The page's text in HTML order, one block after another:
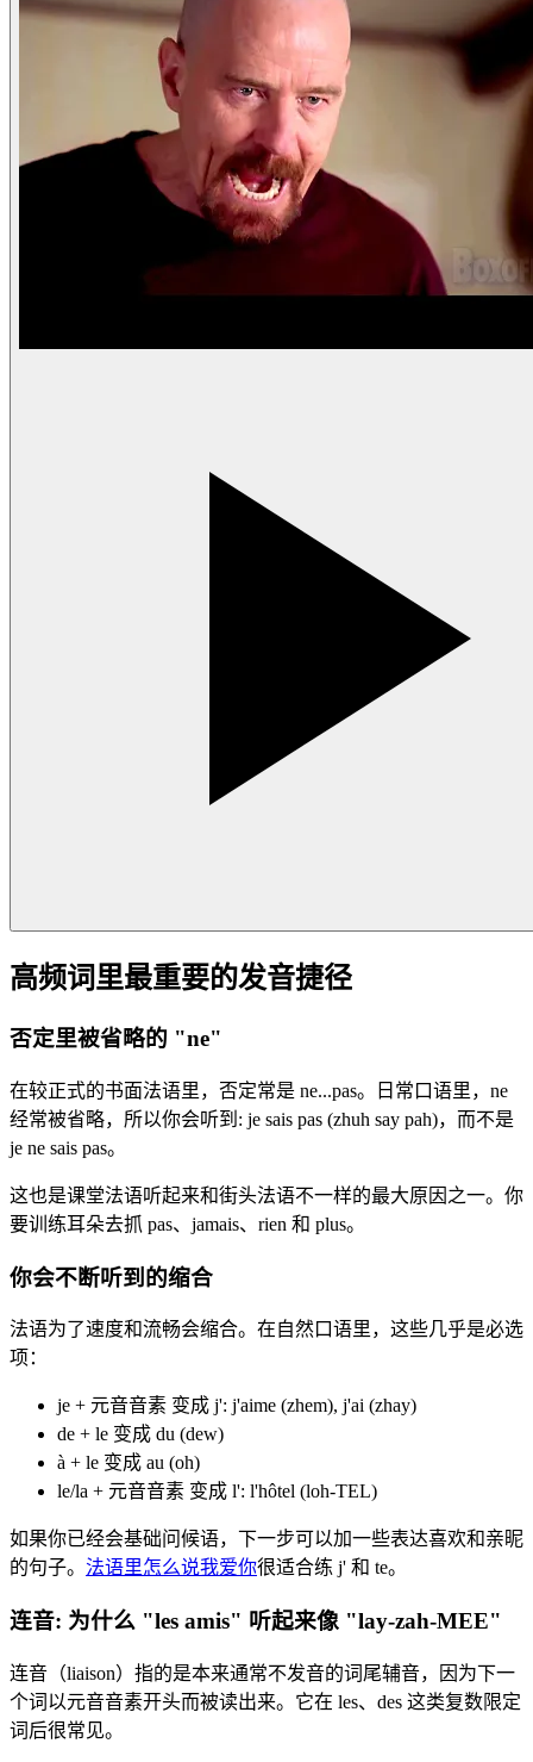
高频词里最重要的发音捷径
否定里被省略的 "ne"
在较正式的书面法语里，否定常是 ne...pas。日常口语里，ne
经常被省略，所以你会听到: je sais pas (zhuh say pah)，而不是
je ne sais pas。
这也是课堂法语听起来和街头法语不一样的最大原因之一。你
要训练耳朵去抓 pas、jamais、rien 和 plus。
你会不断听到的缩合
法语为了速度和流畅会缩合。在自然口语里，这些几乎是必选
项：
je + 元音音素 变成 j': j'aime (zhem), j'ai (zhay)
de + le 变成 du (dew)
à + le 变成 au (oh)
le/la + 元音音素 变成 l': l'hôtel (loh-TEL)
如果你已经会基础问候语，下一步可以加一些表达喜欢和亲昵
的句子。 法语里怎么说我爱你很适合练 j' 和 te。
连音: 为什么 "les amis" 听起来像 "lay-zah-MEE"
连音（liaison）指的是本来通常不发音的词尾辅音，因为下一
个词以元音音素开头而被读出来。它在 les、des 这类复数限定
词后很常见。